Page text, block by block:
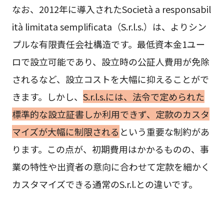
なお、2012年に導入されたSocietà a responsabil
ità limitata semplificata（S.r.l.s.）は、よりシン
プルな有限責任会社構造です。最低資本金1ユー
ロで設立可能であり、設立時の公証人費用が免除
されるなど、設立コストを大幅に抑えることがで
きます。しかし、 S.r.l.s.には、法令で定められた
標準的な設立証書しか利用できず、定款のカスタ
マイズが大幅に制限される という重要な制約があ
ります。この点が、初期費用はかかるものの、事
業の特性や出資者の意向に合わせて定款を細かく
カスタマイズできる通常のS.r.l.との違いです。